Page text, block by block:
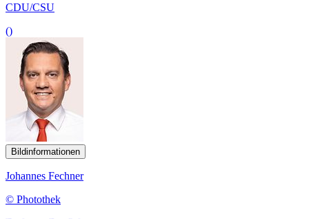
CDU/CSU
()
Bildinformationen
Johannes Fechner
© Photothek